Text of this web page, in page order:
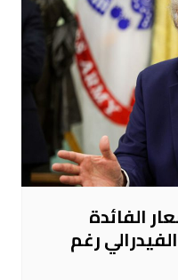
الفائدة
رغم